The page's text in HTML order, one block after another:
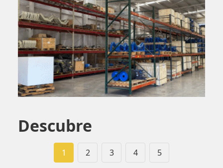
Descubre
1 2 3 4 5